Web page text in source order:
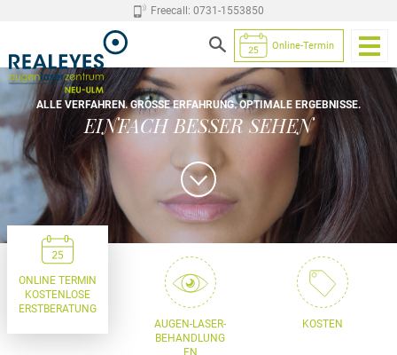
Freecall: 0731-1553850
Online-Termin
ALLE VERFAHREN. GROSSE ERFAHRUNG. OPTIMALE ERGEBNISSE.
EINFACH BESSER SEHEN
ONLINE TERMIN
KOSTENLOSE
ERSTBERATUNG
AUGEN-LASER-
BEHANDLUNG
EN
KOSTEN